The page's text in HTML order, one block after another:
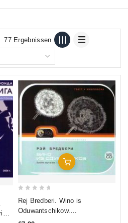
77 Ergebnissen
In Den Warenkorb
out
Rej Bredberi. Wino is
Oduwantschikow.
Audiospektakl. Is archiwow